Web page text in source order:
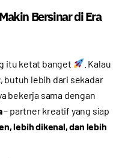
Bersinar di Era
itu ketat banget
. Kalau
, butuh lebih dari sekadar
bekerja sama dengan
– partner kreatif yang siap
lebih dikenal, dan lebih